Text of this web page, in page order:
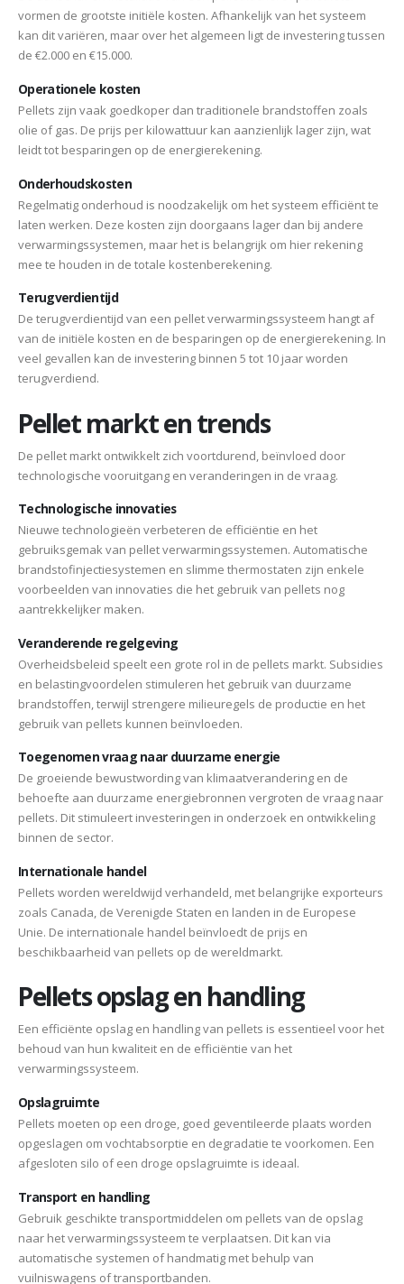
vormen de grootste initiële kosten. Afhankelijk van het systeem
kan dit variëren, maar over het algemeen ligt de investering tussen
de €2.000 en €15.000.
Operationele kosten
Pellets zijn vaak goedkoper dan traditionele brandstoffen zoals
olie of gas. De prijs per kilowattuur kan aanzienlijk lager zijn, wat
leidt tot besparingen op de energierekening.
Onderhoudskosten
Regelmatig onderhoud is noodzakelijk om het systeem efficiënt te
laten werken. Deze kosten zijn doorgaans lager dan bij andere
verwarmingssystemen, maar het is belangrijk om hier rekening
mee te houden in de totale kostenberekening.
Terugverdientijd
De terugverdientijd van een pellet verwarmingssysteem hangt af
van de initiële kosten en de besparingen op de energierekening. In
veel gevallen kan de investering binnen 5 tot 10 jaar worden
terugverdiend.
Pellet markt en trends
De pellet markt ontwikkelt zich voortdurend, beïnvloed door
technologische vooruitgang en veranderingen in de vraag.
Technologische innovaties
Nieuwe technologieën verbeteren de efficiëntie en het
gebruiksgemak van pellet verwarmingssystemen. Automatische
brandstofinjectiesystemen en slimme thermostaten zijn enkele
voorbeelden van innovaties die het gebruik van pellets nog
aantrekkelijker maken.
Veranderende regelgeving
Overheidsbeleid speelt een grote rol in de pellets markt. Subsidies
en belastingvoordelen stimuleren het gebruik van duurzame
brandstoffen, terwijl strengere milieuregels de productie en het
gebruik van pellets kunnen beïnvloeden.
Toegenomen vraag naar duurzame energie
De groeiende bewustwording van klimaatverandering en de
behoefte aan duurzame energiebronnen vergroten de vraag naar
pellets. Dit stimuleert investeringen in onderzoek en ontwikkeling
binnen de sector.
Internationale handel
Pellets worden wereldwijd verhandeld, met belangrijke exporteurs
zoals Canada, de Verenigde Staten en landen in de Europese
Unie. De internationale handel beïnvloedt de prijs en
beschikbaarheid van pellets op de wereldmarkt.
Pellets opslag en handling
Een efficiënte opslag en handling van pellets is essentieel voor het
behoud van hun kwaliteit en de efficiëntie van het
verwarmingssysteem.
Opslagruimte
Pellets moeten op een droge, goed geventileerde plaats worden
opgeslagen om vochtabsorptie en degradatie te voorkomen. Een
afgesloten silo of een droge opslagruimte is ideaal.
Transport en handling
Gebruik geschikte transportmiddelen om pellets van de opslag
naar het verwarmingssysteem te verplaatsen. Dit kan via
automatische systemen of handmatig met behulp van
vuilniswagens of transportbanden.